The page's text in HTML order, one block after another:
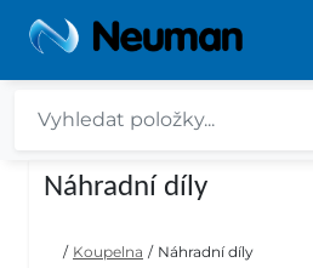
Náhradní díly
/ Koupelna / Náhradní díly